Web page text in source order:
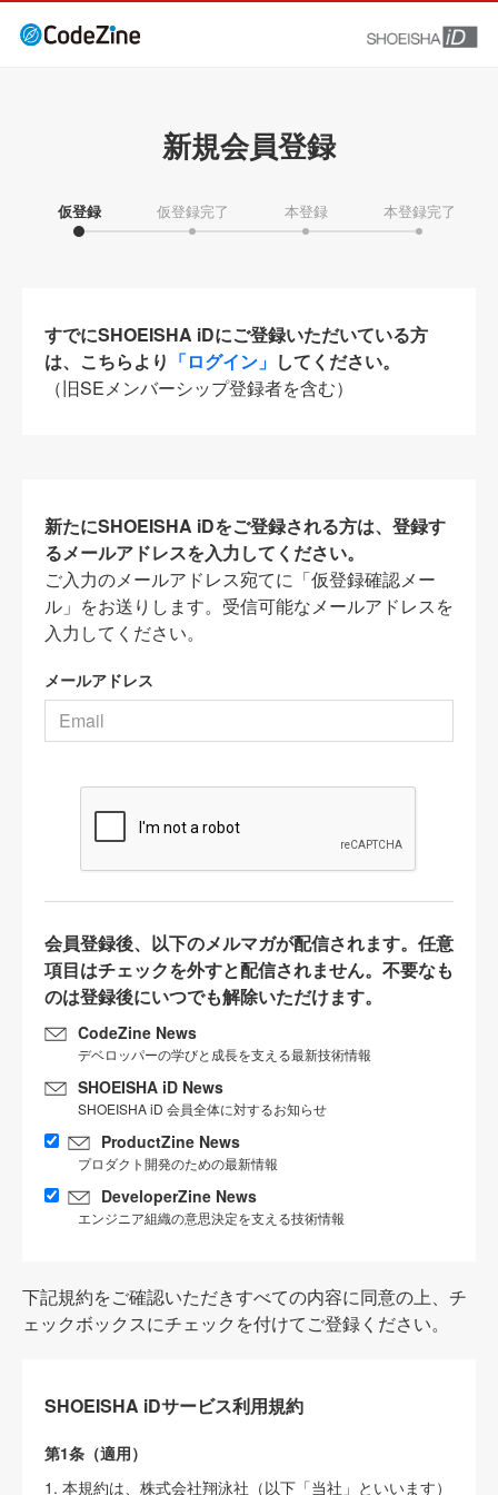
新規会員登録
仮登録 仮登録完了 本登録 本登録完了
すでにSHOEISHA iDにご登録いただいている方
は、こちらより 「ログイン」 してください。
（旧SEメンバーシップ登録者を含む）
新たにSHOEISHA iDをご登録される方は、登録す
るメールアドレスを入力してください。
ご入力のメールアドレス宛てに「仮登録確認メー
ル」をお送りします。受信可能なメールアドレスを
入力してください。
メールアドレス
会員登録後、以下のメルマガが配信されます。任意
項目はチェックを外すと配信されません。不要なも
のは登録後にいつでも解除いただけます。
CodeZine News
デベロッパーの学びと成長を支える最新技術情報
SHOEISHA iD News
SHOEISHA iD 会員全体に対するお知らせ
ProductZine News
プロダクト開発のための最新情報
DeveloperZine News
エンジニア組織の意思決定を支える技術情報
下記規約をご確認いただきすべての内容に同意の上、チ
ェックボックスにチェックを付けてご登録ください。
SHOEISHA iDサービス利用規約
第1条（適用）
1. 本規約は、株式会社翔泳社（以下「当社」といいます）